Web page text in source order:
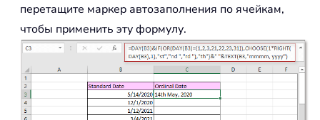
перетащите маркер автозаполнения по ячейкам,
чтобы применить эту формулу.